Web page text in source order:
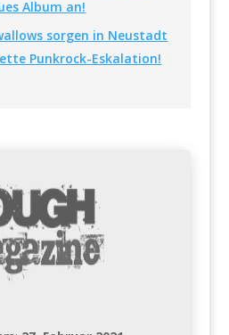
Album an!
sorgen in Neustadt
Punkrock-Eskalation!